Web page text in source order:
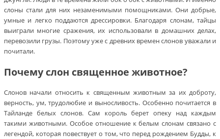
слоны стали для них незаменимыми помощниками. Они добрые,
умные и легко поддаются дрессировки. Благодаря слонам, тайцы
выиграли многие сражения, их использовали в домашних делах,
перевозили грузы. Поэтому уже с древних времен слонов уважали и
почитали.
Почему слон священное животное?
Слонов начали относить к священным животным за их доброту,
верность, ум, трудолюбие и выносливость. Особенно почитается в
Тайланде белых слонов. Сам король берет опеку над каждым
такими животными. Особое отношение к белым слонам связано с
легендой, которая повествует о том, что перед рождением Будды, к